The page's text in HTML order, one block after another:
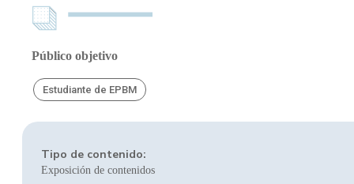
Público objetivo
Estudiante de EPBM
Tipo de contenido:
Exposición de contenidos